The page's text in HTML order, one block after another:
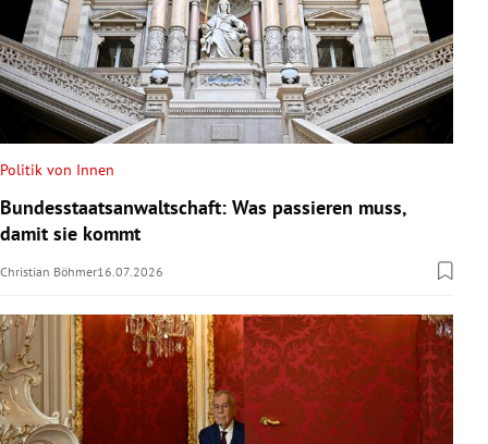
Politik von Innen
Bundesstaatsanwaltschaft: Was passieren muss,
damit sie kommt
Christian Böhmer16.07.2026